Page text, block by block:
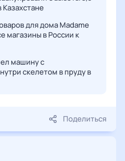
Казахстане
для дома Madame
магазины в России к
машину с
скелетом в пруду в
Поделиться